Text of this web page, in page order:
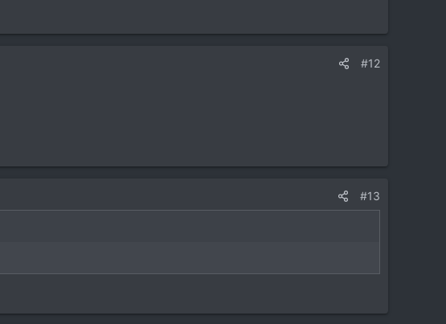
#12
#13